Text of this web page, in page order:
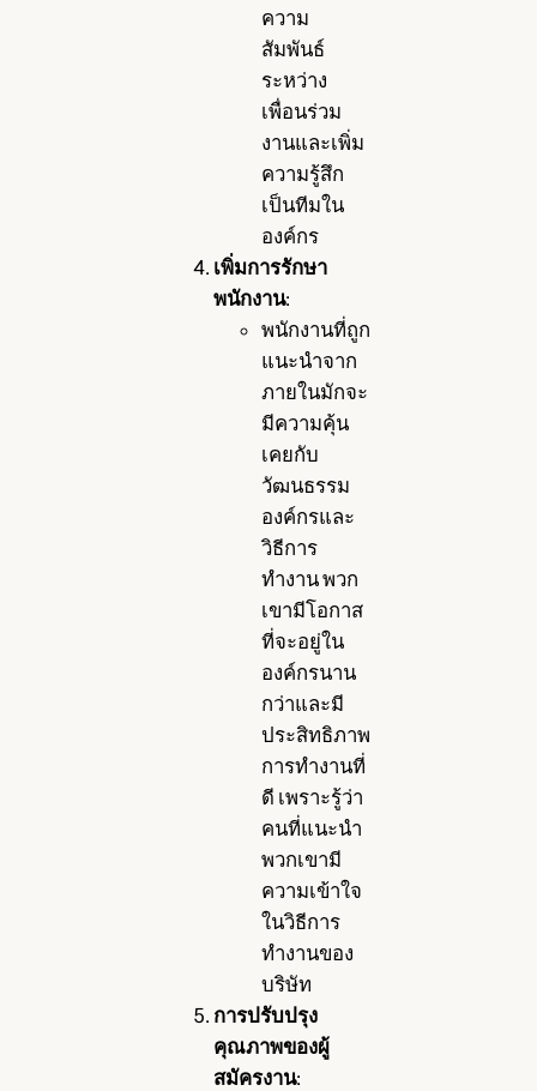
ความ
สัมพันธ์
ระหว่าง
เพื่อนร่วม
งานและเพิ่ม
ความรู้สึก
เป็นทีมใน
องค์กร
เพิ่มการรักษา
พนักงาน:
พนักงานที่ถูก
แนะนำจาก
ภายในมักจะ
มีความคุ้น
เคยกับ
วัฒนธรรม
องค์กรและ
วิธีการ
ทำงาน พวก
เขามีโอกาส
ที่จะอยู่ใน
องค์กรนาน
กว่าและมี
ประสิทธิภาพ
การทำงานที่
ดี เพราะรู้ว่า
คนที่แนะนำ
พวกเขามี
ความเข้าใจ
ในวิธีการ
ทำงานของ
บริษัท
การปรับปรุง
คุณภาพของผู้
สมัครงาน: